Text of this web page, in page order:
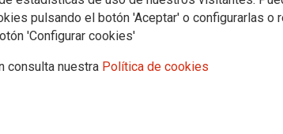
pulsando el botón 'Aceptar' o configurarlas o
'Configurar cookies'
consulta nuestra Política de cookies